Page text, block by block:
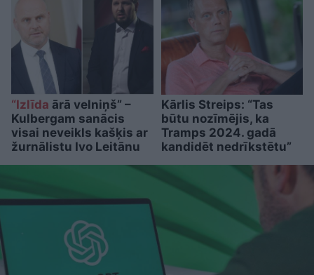
“Izlīda ārā velniņš” –
Kulbergam sanācis
visai neveikls kašķis ar
žurnālistu Ivo Leitānu
Kārlis Streips: “Tas
būtu nozīmējis, ka
Tramps 2024. gadā
kandidēt nedrīkstētu”